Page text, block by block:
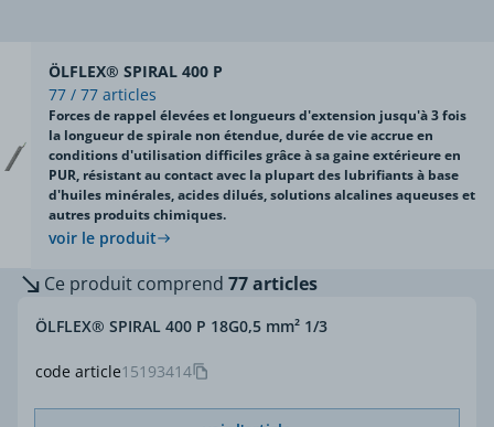
ÖLFLEX® SPIRAL 400 P
77 / 77 articles
Forces de rappel élevées et longueurs d'extension jusqu'à 3 fois
la longueur de spirale non étendue, durée de vie accrue en
conditions d'utilisation difficiles grâce à sa gaine extérieure en
PUR, résistant au contact avec la plupart des lubrifiants à base
d'huiles minérales, acides dilués, solutions alcalines aqueuses et
autres produits chimiques.
voir le produit
Ce produit comprend 77 articles
code article15193414
ÖLFLEX® SPIRAL 400 P 18G0,5 mm² 1/3